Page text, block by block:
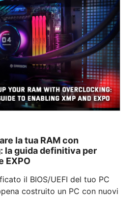
la tua RAM con
la guida definitiva per
EXPO
il BIOS/UEFI del tuo PC
costruito un PC con nuovi